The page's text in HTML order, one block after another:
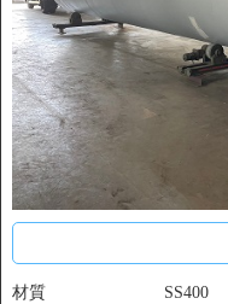
材質
SS400